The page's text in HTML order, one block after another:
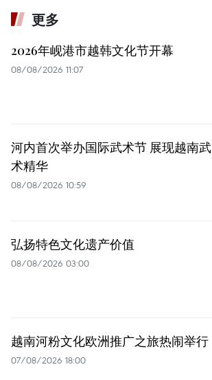
更多
2026年岘港市越韩文化节开幕
08/08/2026 11:07
河内首次举办国际武术节 展现越南武
术精华
08/08/2026 10:59
弘扬特色文化遗产价值
08/08/2026 03:00
越南河粉文化欧洲推广之旅热闹举行
07/08/2026 18:00